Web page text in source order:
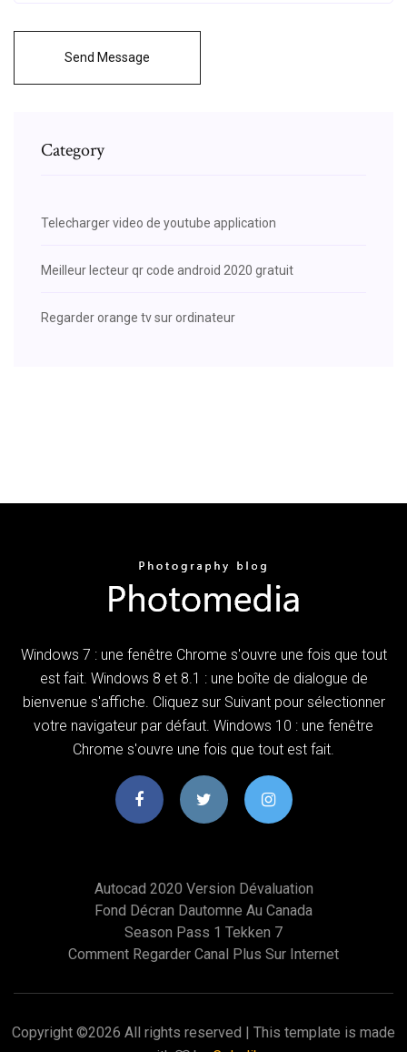
Send Message
Category
Telecharger video de youtube application
Meilleur lecteur qr code android 2020 gratuit
Regarder orange tv sur ordinateur
Windows 7 : une fenêtre Chrome s'ouvre une fois que tout
est fait. Windows 8 et 8.1 : une boîte de dialogue de
bienvenue s'affiche. Cliquez sur Suivant pour sélectionner
votre navigateur par défaut. Windows 10 : une fenêtre
Chrome s'ouvre une fois que tout est fait.
Autocad 2020 Version Dévaluation
Fond Décran Dautomne Au Canada
Season Pass 1 Tekken 7
Comment Regarder Canal Plus Sur Internet
Copyright ©2026 All rights reserved | This template is made